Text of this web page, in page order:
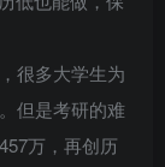
很多大学生为
但是考研的难
万，再创历